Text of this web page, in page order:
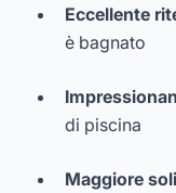
Eccellente
è bagnato
di piscina
Maggiore